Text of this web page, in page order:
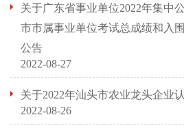
关于广东省事业单位2022年集中
市市属事业单位考试总成绩和入
公告
2022-08-27
关于2022年汕头市农业龙头企业
2022-08-26